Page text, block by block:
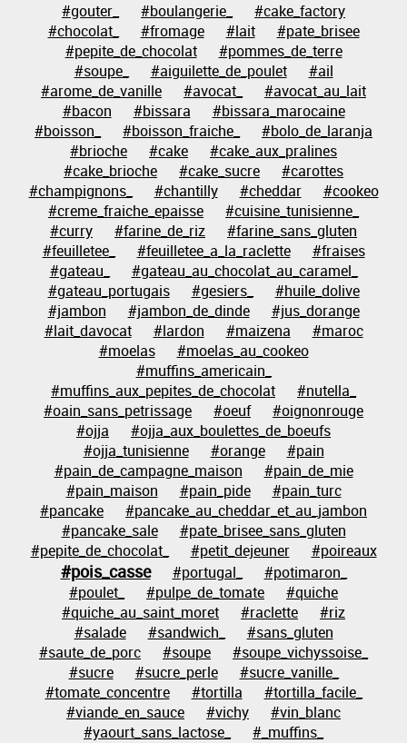
#gouter_ #boulangerie_
#cake_factory
#chocolat_
#fromage #lait
#pate_brisee
#pepite_de_chocolat
#pommes_de_terre
#soupe_
#aiguilette_de_poulet
#ail
#arome_de_vanille
#avocat_
#avocat_au_lait
#bacon
#bissara
#bissara_marocaine
#boisson_
#boisson_fraiche_
#bolo_de_laranja
#brioche
#cake
#cake_aux_pralines
#cake_brioche
#cake_sucre
#carottes
#champignons_
#chantilly #cheddar
#cookeo
#creme_fraiche_epaisse
#cuisine_tunisienne_
#curry
#farine_de_riz
#farine_sans_gluten
#feuilletee_
#feuilletee_a_la_raclette
#fraises
#gateau_
#gateau_au_chocolat_au_caramel_
#gateau_portugais
#gesiers_
#huile_dolive
#jambon
#jambon_de_dinde
#jus_dorange
#lait_davocat
#lardon #maizena
#maroc
#moelas
#moelas_au_cookeo
#muffins_americain_
#muffins_aux_pepites_de_chocolat
#nutella_
#oain_sans_petrissage
#oeuf
#oignonrouge
#ojja
#ojja_aux_boulettes_de_boeufs
#ojja_tunisienne
#orange
#pain
#pain_de_campagne_maison
#pain_de_mie
#pain_maison
#pain_pide
#pain_turc
#pancake
#pancake_au_cheddar_et_au_jambon
#pancake_sale
#pate_brisee_sans_gluten
#pepite_de_chocolat_
#petit_dejeuner #poireaux
#pois_casse #portugal_
#potimaron_
#poulet_
#pulpe_de_tomate
#quiche
#quiche_au_saint_moret
#raclette
#riz
#salade
#sandwich_
#sans_gluten
#saute_de_porc
#soupe
#soupe_vichyssoise_
#sucre
#sucre_perle
#sucre_vanille_
#tomate_concentre
#tortilla
#tortilla_facile_
#viande_en_sauce
#vichy
#vin_blanc
#yaourt_sans_lactose_
#_muffins_